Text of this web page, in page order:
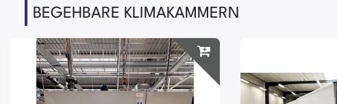
BEGEHBARE KLIMAKAMMERN